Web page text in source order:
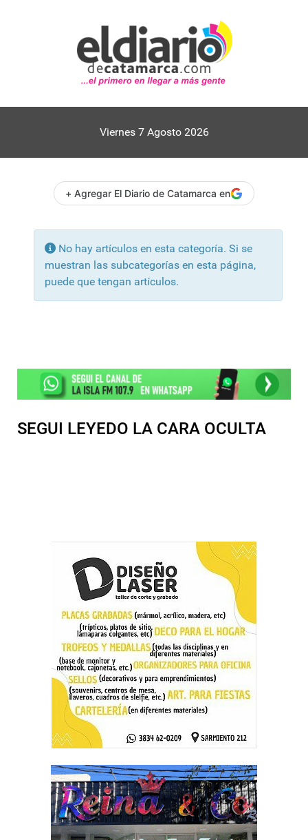
Viernes 7 Agosto 2026
+ Agregar El Diario de Catamarca en
Información
No hay artículos en esta categoría. Si se
muestran las subcategorías en esta página,
puede que tengan artículos.
SEGUI LEYEDO LA CARA OCULTA